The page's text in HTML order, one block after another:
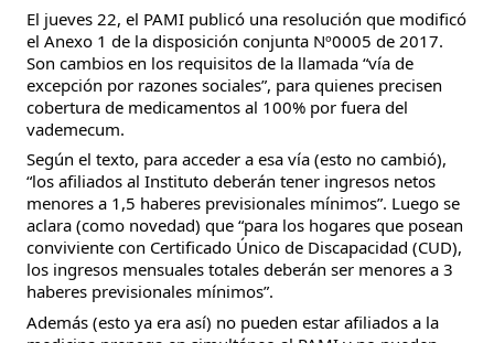
El jueves 22, el PAMI publicó una resolución que modificó
el Anexo 1 de la disposición conjunta Nº0005 de 2017.
Son cambios en los requisitos de la llamada “vía de
excepción por razones sociales”, para quienes precisen
cobertura de medicamentos al 100% por fuera del
vademecum.
Según el texto, para acceder a esa vía (esto no cambió),
“los afiliados al Instituto deberán tener ingresos netos
menores a 1,5 haberes previsionales mínimos”. Luego se
aclara (como novedad) que “para los hogares que posean
conviviente con Certificado Único de Discapacidad (CUD),
los ingresos mensuales totales deberán ser menores a 3
haberes previsionales mínimos”.
Además (esto ya era así) no pueden estar afiliados a la